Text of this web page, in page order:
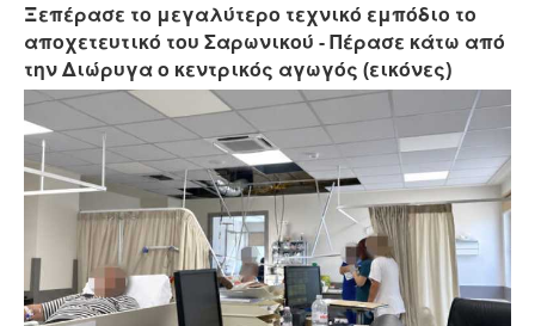
Ξεπέρασε το μεγαλύτερο τεχνικό εμπόδιο το
αποχετευτικό του Σαρωνικού - Πέρασε κάτω από
την Διώρυγα ο κεντρικός αγωγός (εικόνες)